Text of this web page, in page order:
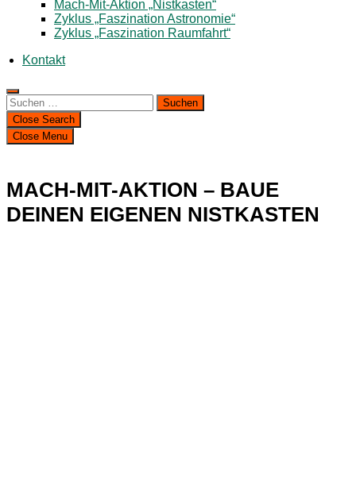
Mach-Mit-Aktion „Nistkasten“
Zyklus „Faszination Astronomie“
Zyklus „Faszination Raumfahrt“
Kontakt
Suchen
nach:
Close Search
Close Menu
MACH-MIT-AKTION – BAUE
DEINEN EIGENEN NISTKASTEN